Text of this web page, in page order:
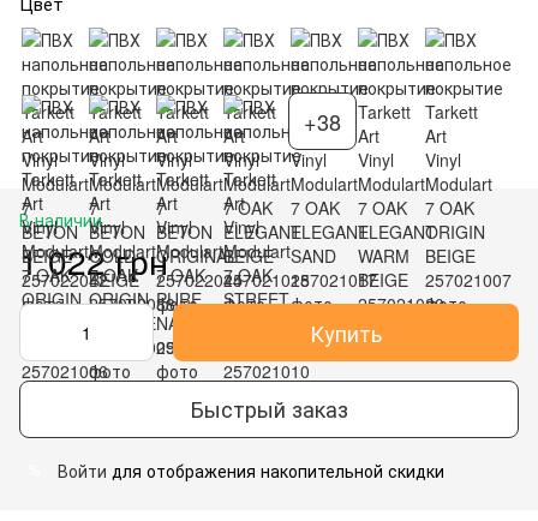
+38
В наличии
1 022 грн
Купить
Быстрый заказ
Войти для отображения накопительной скидки